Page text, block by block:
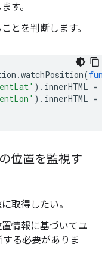
す。
とを判断します。
.watchPosition(
). innerHTML =
). innerHTML =
位置を監視す
取得したい。
情報に基づいてユ
る必要がありま